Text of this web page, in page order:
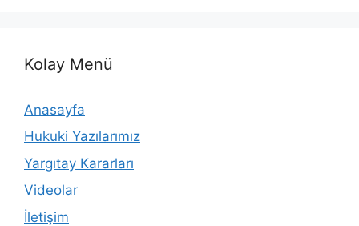
Kolay Menü
Anasayfa
Hukuki Yazılarımız
Yargıtay Kararları
Videolar
İletişim